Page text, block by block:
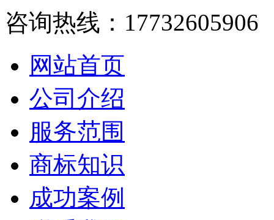
咨询热线：17732605906
网站首页
公司介绍
服务范围
商标知识
成功案例